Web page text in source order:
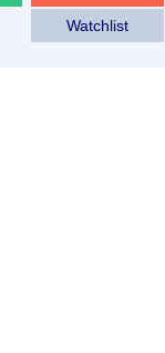
Watchlist